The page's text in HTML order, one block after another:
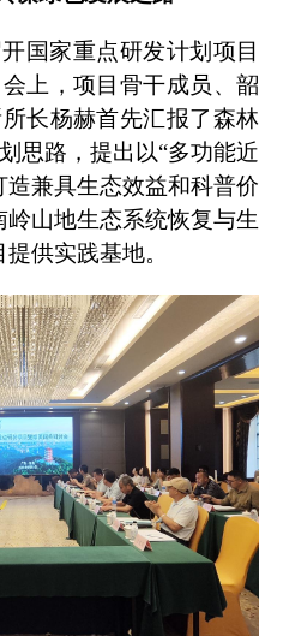
国家重点研发计划项目
上，项目骨干成员、韶
长杨赫首先汇报了森林
思路，提出以“多功能近
造兼具生态效益和科普价
山地生态系统恢复与生
供实践基地。